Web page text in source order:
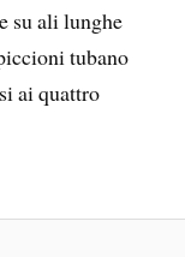
su ali lunghe
tubano
ai quattro